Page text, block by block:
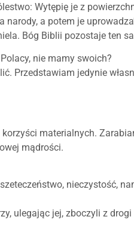
Wytępię je z
a potem je
Bóg Biblii pozostaje ten
nie mamy swoich?
Przedstawiam jedynie
materialnych.
mądrości.
nieczystość,
ulegając jej, zboczyli z